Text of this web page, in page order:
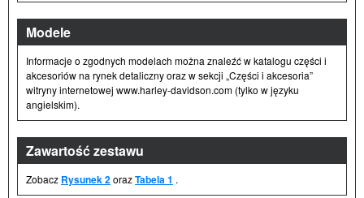
Modele
Informacje o zgodnych modelach można znaleźć w katalogu części i
akcesoriów na rynek detaliczny oraz w sekcji „Części i akcesoria”
witryny internetowej www.harley-davidson.com (tylko w języku
angielskim).
Zawartość zestawu
Zobacz Rysunek 2orazTabela 1 .